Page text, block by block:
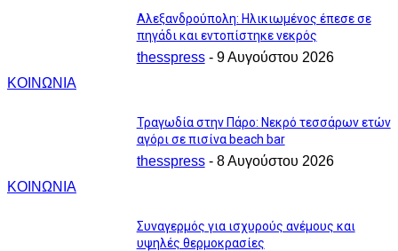
ΚΟΙΝΩΝΙΑ
Αλεξανδρούπολη: Ηλικιωμένος έπεσε σε
πηγάδι και εντοπίστηκε νεκρός
thesspress - 9 Αυγούστου 2026
ΚΟΙΝΩΝΙΑ
Τραγωδία στην Πάρο: Νεκρό τεσσάρων ετών
αγόρι σε πισίνα beach bar
thesspress - 8 Αυγούστου 2026
Συναγερμός για ισχυρούς ανέμους και
υψηλές θερμοκρασίες